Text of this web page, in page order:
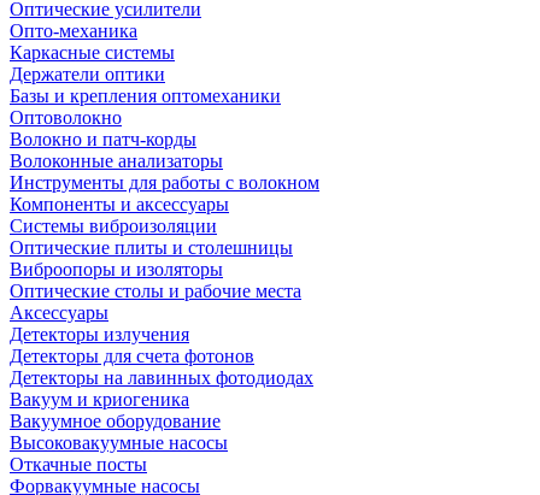
Оптические усилители
Опто-механика
Каркасные системы
Держатели оптики
Базы и крепления оптомеханики
Оптоволокно
Волокно и патч-корды
Волоконные анализаторы
Инструменты для работы с волокном
Компоненты и аксессуары
Системы виброизоляции
Оптические плиты и столешницы
Виброопоры и изоляторы
Оптические столы и рабочие места
Аксессуары
Детекторы излучения
Детекторы для счета фотонов
Детекторы на лавинных фотодиодах
Вакуум и криогеника
Вакуумное оборудование
Высоковакуумные насосы
Откачные посты
Форвакуумные насосы